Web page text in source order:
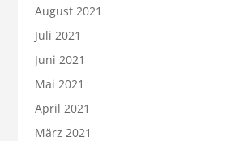
August 2021
Juli 2021
Juni 2021
Mai 2021
April 2021
März 2021